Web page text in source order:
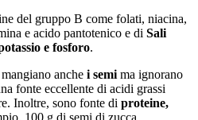
del gruppo B come folati, niacina,
e acido pantotenico e di Sali
e fosforo.
anche i semi ma ignorano
fonte eccellente di acidi grassi
Inoltre, sono fonte di proteine,
100 g di semi di zucca